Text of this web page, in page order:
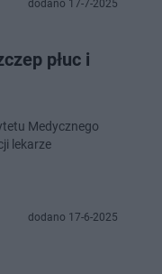
dodano 17-7-2025
płuc i
Medycznego
lekarze
dodano 17-6-2025